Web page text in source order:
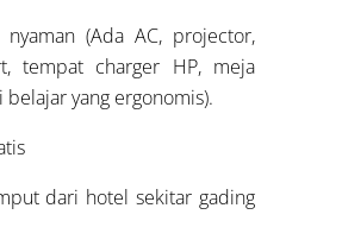
nyaman (Ada AC, projector,
tempat charger HP, meja
belajar yang ergonomis).
dari hotel sekitar gading